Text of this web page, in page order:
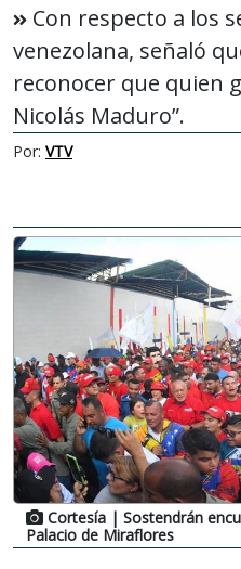
Con respecto a los
venezolana, señaló
reconocer que quien
Nicolás Maduro”.
Por: VTV
Cortesía | Sostendrán
Palacio de Miraflores